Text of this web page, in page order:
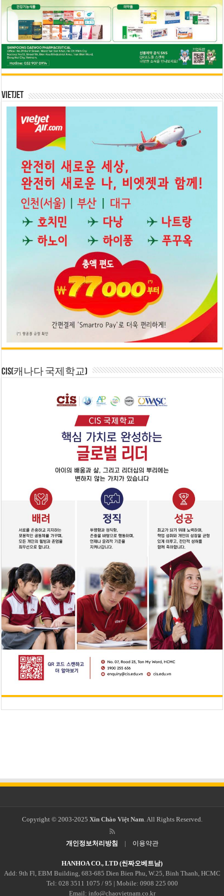
Vietjet
CIS(캐나다 국제학교)
Copyright © 2003-2025 Xin Chào Việt Nam . All Rights Reserved.
개인정보처리방침 | 이용약관
HANHOA CO., LTD (씬짜오베트남)
Add: 9th Fl, EBM Building, 683-685 Dien Bien Phu, W.25, Binh Thanh, HCMC
Tel: 028 3511 1075 / 95 | Mobile: 0908 225 000
Email: info@chaovietnam.co.kr